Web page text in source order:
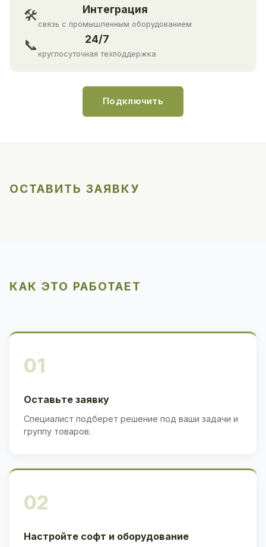
🛠 Интеграция
связь с промышленным оборудованием
📞 24/7
круглосуточная техподдержка
Подключить
ОСТАВИТЬ ЗАЯВКУ
КАК ЭТО РАБОТАЕТ
01
Оставьте заявку
Специалист подберет решение под ваши задачи и
группу товаров.
02
Настройте софт и оборудование